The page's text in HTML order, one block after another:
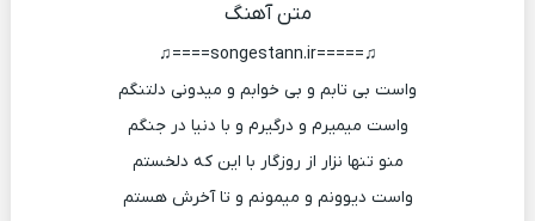
متن آهنگ
♫=====songestann.ir====♫
واست بی تابم و بی خوابم و میدونی دلتنگم
واست میمیرم و درگیرم و با دنیا در جنگم
منو تنها نزار از روزگار با این که دلخستم
واست دیوونم و میمونم و تا آخرش هستم